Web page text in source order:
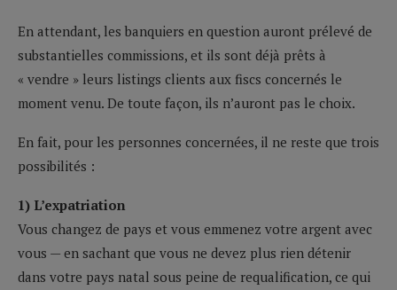
En attendant, les banquiers en question auront prélevé de
substantielles commissions, et ils sont déjà prêts à
« vendre » leurs listings clients aux fiscs concernés le
moment venu. De toute façon, ils n’auront pas le choix.
En fait, pour les personnes concernées, il ne reste que trois
possibilités :
1) L’expatriation
Vous changez de pays et vous emmenez votre argent avec
vous — en sachant que vous ne devez plus rien détenir
dans votre pays natal sous peine de requalification, ce qui